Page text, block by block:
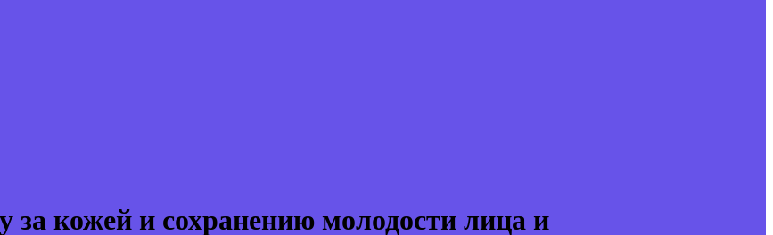
за кожей и сохранению молодости лица и